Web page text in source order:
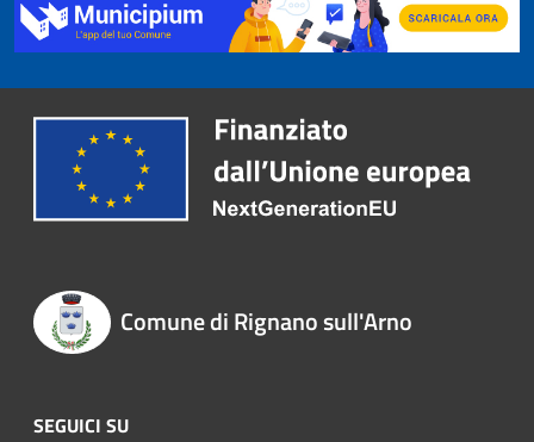
Comune di Rignano sull'Arno
SEGUICI SU